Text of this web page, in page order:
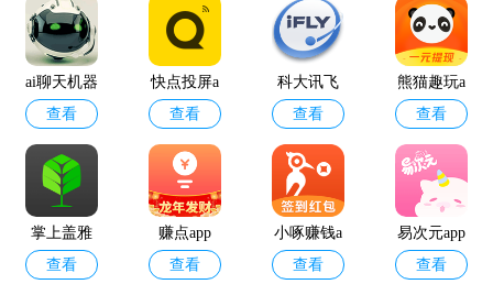
ai聊天机器
人
查看
快点投屏a
pp
查看
科大讯飞
语音引擎
最新版
查看
熊猫趣玩a
pp官方版
查看
掌上盖雅
考勤app官
查看
赚点app
查看
小啄赚钱a
pp
查看
易次元app
查看